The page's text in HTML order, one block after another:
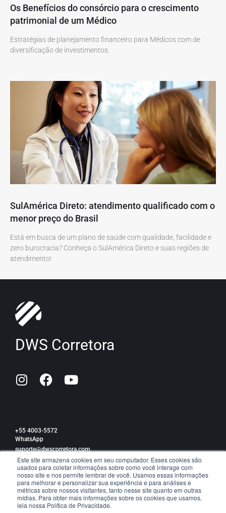
Este site armazena cookies em seu computador. Esses cookies são
usados para coletar informações sobre como você interage com
nosso site e nos permite lembrar de você. Usamos essas informações
para melhorar e personalizar sua experiência e para análises e
métricas sobre nossos visitantes, tanto nesse site quanto em outras
mídias. Para obter mais informações sobre os cookies que usamos,
leia nossa Política de Privacidade.
Os Benefícios do consórcio para o crescimento
patrimonial de um Médico
Estratégias de planejamento financeiro para Médicos com de
diversificação de investimentos.
SulAmérica Direto: atendimento qualificado com o
menor preço do Brasil
Está em busca de um plano de saúde com qualidade, facilidade e
zero burocracia? Conheça o SulAmérica Direto e suas regiões de
atendimento!
DWS Corretora
+55 4003-5572
WhatsApp
suporte@dwscorretora.com
Política de privacidade
TRABALHE CONOSCO